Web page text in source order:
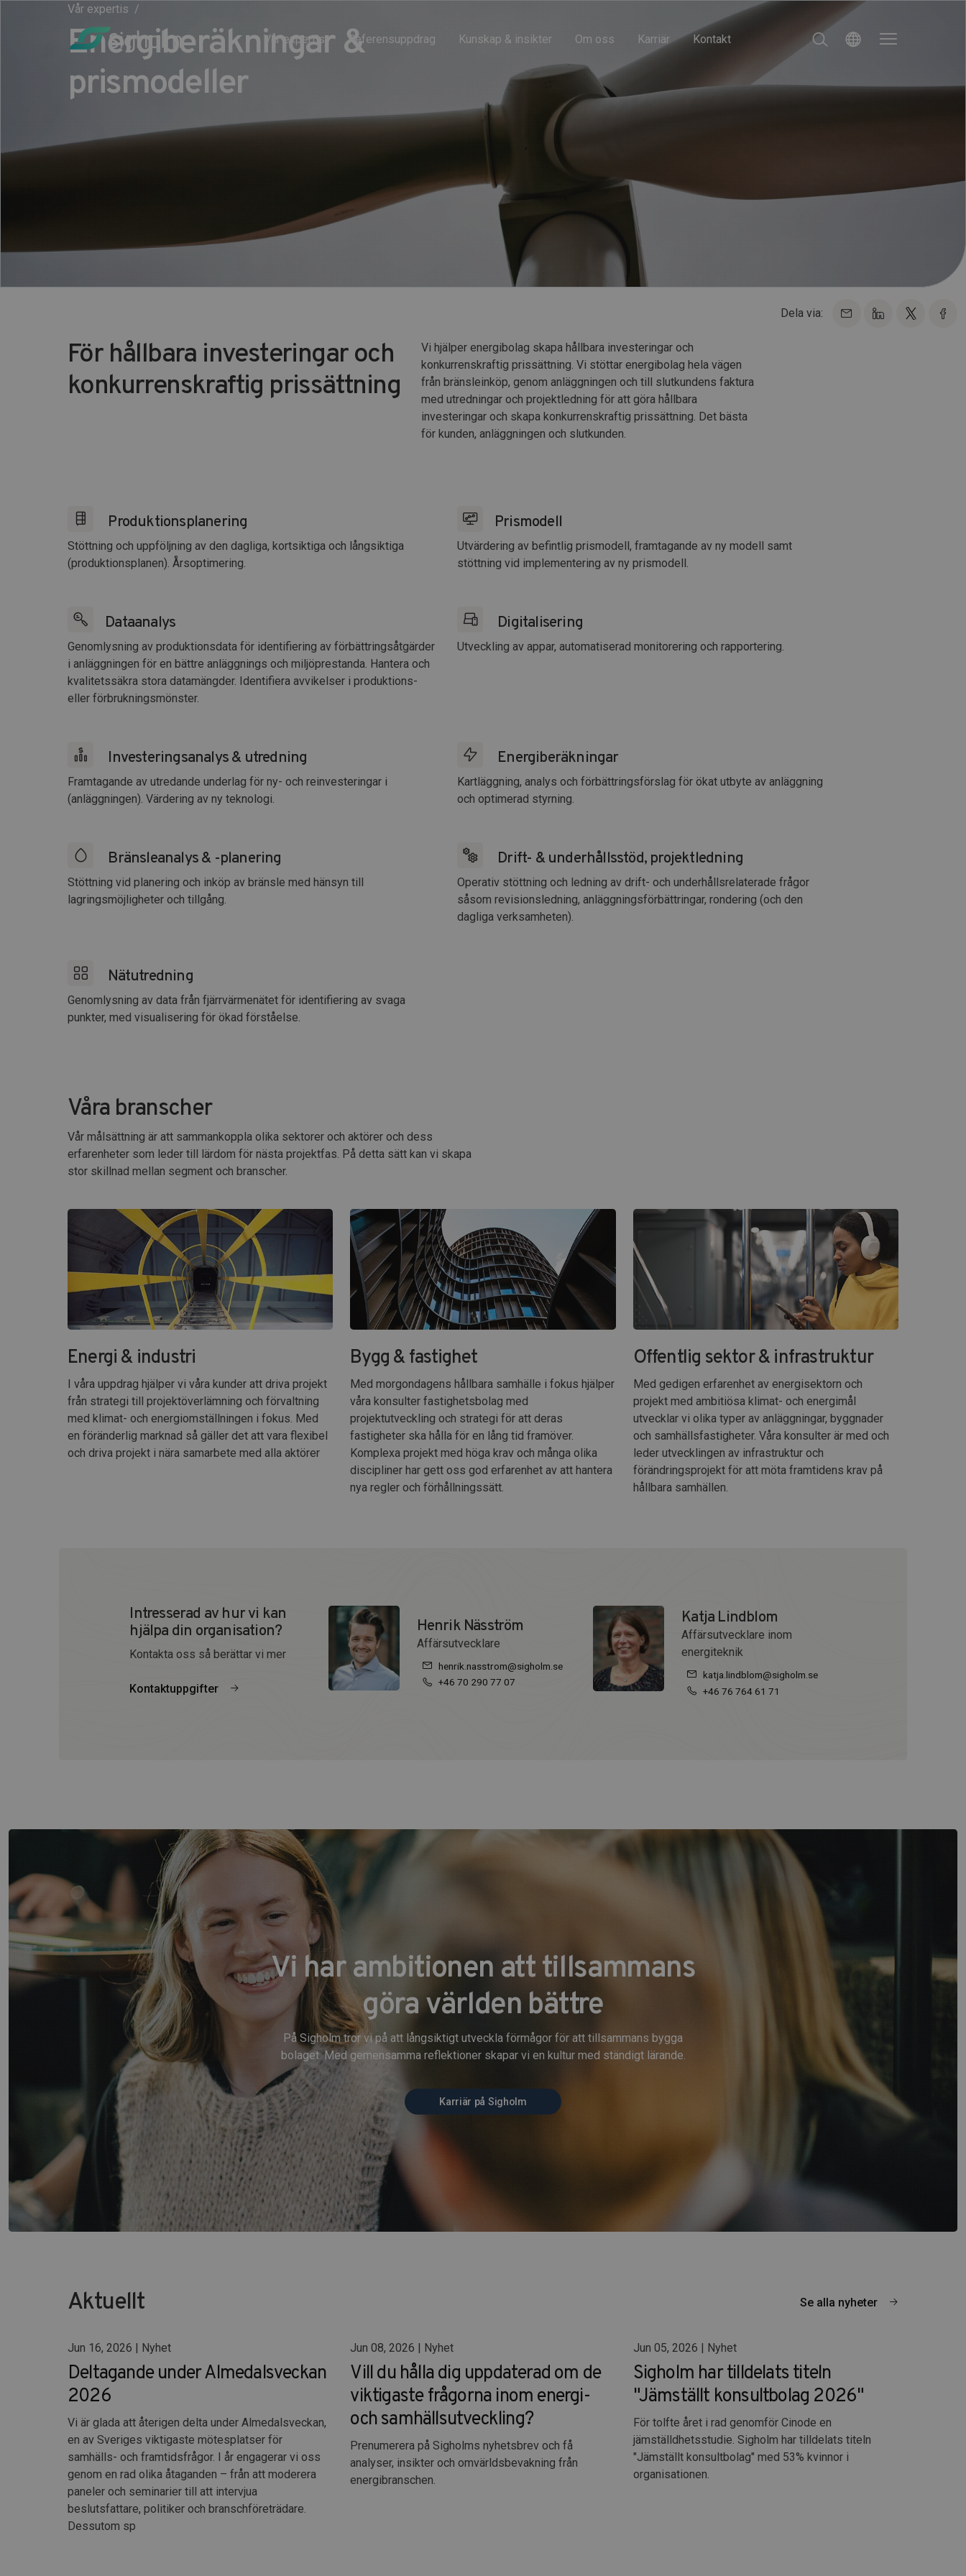
Vår expertis Referensuppdrag Kunskap & insikter Om oss Karriär Kontakt
Vår expertis
Energiberäkningar &
prismodeller
Dela via:
För hållbara investeringar och
konkurrenskraftig prissättning
Vi hjälper energibolag skapa hållbara investeringar och
konkurrenskraftig prissättning. Vi stöttar energibolag hela vägen
från bränsleinköp, genom anläggningen och till slutkundens faktura
med utredningar och projektledning för att göra hållbara
investeringar och skapa konkurrenskraftig prissättning. Det bästa
för kunden, anläggningen och slutkunden.
Produktionsplanering
Stöttning och uppföljning av den dagliga, kortsiktiga och långsiktiga
(produktionsplanen). Årsoptimering.
Prismodell
Utvärdering av befintlig prismodell, framtagande av ny modell samt
stöttning vid implementering av ny prismodell.
Dataanalys
Genomlysning av produktionsdata för identifiering av förbättringsåtgärder
i anläggningen för en bättre anläggnings och miljöprestanda. Hantera och
kvalitetssäkra stora datamängder. Identifiera avvikelser i produktions-
eller förbrukningsmönster.
Digitalisering
Utveckling av appar, automatiserad monitorering och rapportering.
Investeringsanalys & utredning
Framtagande av utredande underlag för ny- och reinvesteringar i
(anläggningen). Värdering av ny teknologi.
Energiberäkningar
Kartläggning, analys och förbättringsförslag för ökat utbyte av anläggning
och optimerad styrning.
Bränsleanalys & -planering
Stöttning vid planering och inköp av bränsle med hänsyn till
lagringsmöjligheter och tillgång.
Drift- & underhållsstöd, projektledning
Operativ stöttning och ledning av drift- och underhållsrelaterade frågor
såsom revisionsledning, anläggningsförbättringar, rondering (och den
dagliga verksamheten).
Nätutredning
Genomlysning av data från fjärrvärmenätet för identifiering av svaga
punkter, med visualisering för ökad förståelse.
Våra branscher
Vår målsättning är att sammankoppla olika sektorer och aktörer och dess
erfarenheter som leder till lärdom för nästa projektfas. På detta sätt kan vi skapa
stor skillnad mellan segment och branscher.
Energi & industri
I våra uppdrag hjälper vi våra kunder att driva projekt
från strategi till projektöverlämning och förvaltning
med klimat- och energiomställningen i fokus. Med
en föränderlig marknad så gäller det att vara flexibel
och driva projekt i nära samarbete med alla aktörer
Bygg & fastighet
Med morgondagens hållbara samhälle i fokus hjälper
våra konsulter fastighetsbolag med
projektutveckling och strategi för att deras
fastigheter ska hålla för en lång tid framöver.
Komplexa projekt med höga krav och många olika
discipliner har gett oss god erfarenhet av att hantera
nya regler och förhållningssätt.
Offentlig sektor & infrastruktur
Med gedigen erfarenhet av energisektorn och
projekt med ambitiösa klimat- och energimål
utvecklar vi olika typer av anläggningar, byggnader
och samhällsfastigheter. Våra konsulter är med och
leder utvecklingen av infrastruktur och
förändringsprojekt för att möta framtidens krav på
hållbara samhällen.
Intresserad av hur vi kan
hjälpa din organisation?
Kontakta oss så berättar vi mer
Kontaktuppgifter
Henrik Näsström
Affärsutvecklare
henrik.nasstrom@sigholm.se
+46 70 290 77 07
Katja Lindblom
Affärsutvecklare inom
energiteknik
katja.lindblom@sigholm.se
+46 76 764 61 71
Vi har ambitionen att tillsammans
göra världen bättre
På Sigholm tror vi på att långsiktigt utveckla förmågor för att tillsammans bygga
bolaget. Med gemensamma reflektioner skapar vi en kultur med ständigt lärande.
Karriär på Sigholm
Aktuellt Se alla nyheter
Jun 16, 2026 | Nyhet
Deltagande under Almedalsveckan
2026
Vi är glada att återigen delta under Almedalsveckan,
en av Sveriges viktigaste mötesplatser för
samhälls- och framtidsfrågor. I år engagerar vi oss
genom en rad olika åtaganden – från att moderera
paneler och seminarier till att intervjua
beslutsfattare, politiker och branschföreträdare.
Dessutom sp
Jun 08, 2026 | Nyhet
Vill du hålla dig uppdaterad om de
viktigaste frågorna inom energi-
och samhällsutveckling?
Prenumerera på Sigholms nyhetsbrev och få
analyser, insikter och omvärldsbevakning från
energibranschen.
Jun 05, 2026 | Nyhet
Sigholm har tilldelats titeln
"Jämställt konsultbolag 2026"
För tolfte året i rad genomför Cinode en
jämställdhetsstudie. Sigholm har tilldelats titeln
"Jämställt konsultbolag" med 53% kvinnor i
organisationen.